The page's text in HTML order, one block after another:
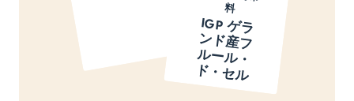
料
IGP ゲ
ラ
ン
ド
産
フ
ル
ー
ル
・
ド
・
セ
ル